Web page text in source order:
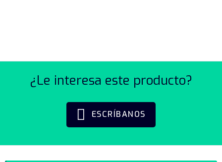
¿Le interesa este producto?
ESCRÍBANOS